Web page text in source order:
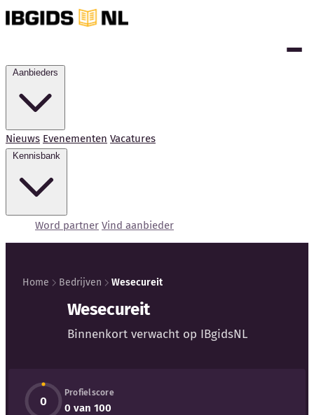
Nieuws Evenementen Vacatures
Word partner Vind aanbieder
Externe bronnen
Home Bedrijven Wesecureit
Wesecureit
Binnenkort verwacht op IBgidsNL
0
Profielscore
0 van 100